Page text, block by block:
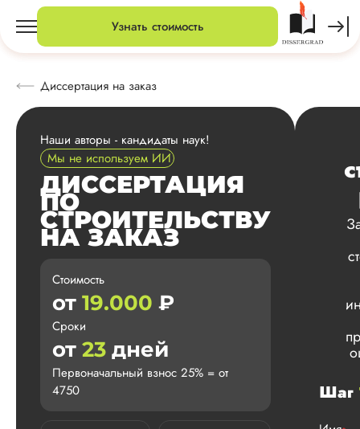
Узнать стоимость
Диссертация на заказ
Наши авторы - кандидаты наук!
Мы не используем ИИ
ДИССЕРТАЦИЯ
ПО
СТРОИТЕЛЬСТВУ
НА ЗАКАЗ
Стоимость
от 19.000 ₽
Сроки
от 23 дней
Первоначальный взнос 25% = от
4750
Шаг